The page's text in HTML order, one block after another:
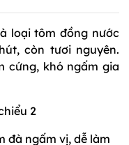
loại tôm đồng nước
còn tươi nguyên.
cứng, khó ngấm gia
đà ngấm vị, dễ làm